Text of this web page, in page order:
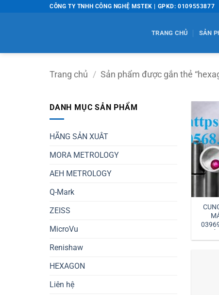
CÔNG TY TNHH CÔNG NGHỆ MSTEK | GPKD: 0109553877
TRANG CHỦ SẢN
Trang chủ / Sản phẩm được gắn thẻ
DANH MỤC SẢN PHẨM
HÃNG SẢN XUÂT
MORA METROLOGY
AEH METROLOGY
Q-Mark
ZEISS
MicroVu
Renishaw
HEXAGON
Liên hệ